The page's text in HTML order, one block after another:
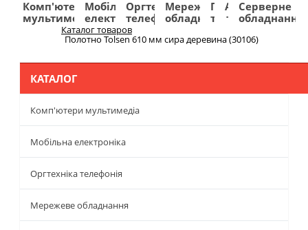
Комп'ютери
мультимедіа
Мобільна
електроніка
Оргтехніка
телефонія
Мережеве
обладнання
Побутова
техніка
TV
та
Фото
та
Авто
та
Серверне
обладнання
Каталог товаров
Полотно Tolsen 610 мм сира деревина (30106)
КАТАЛОГ
Комп'ютери мультимедіа
Мобільна електроніка
Оргтехніка телефонія
Мережеве обладнання